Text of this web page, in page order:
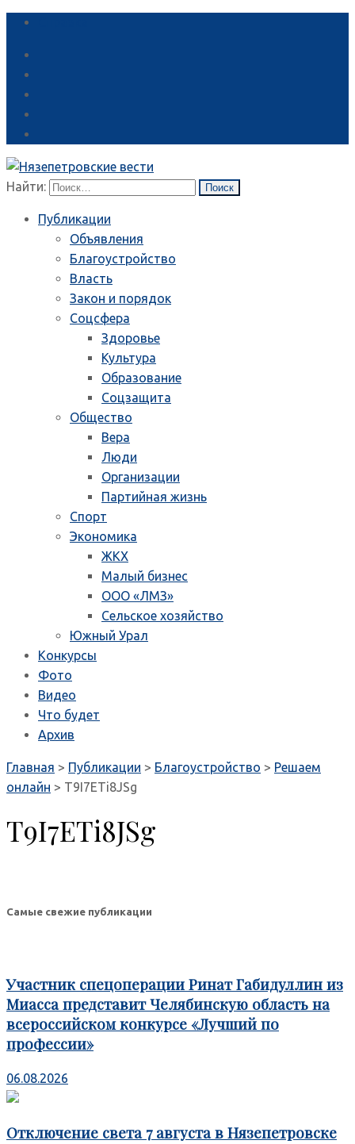
Найти:
Публикации
Объявления
Благоустройство
Власть
Закон и порядок
Соцсфера
Здоровье
Культура
Образование
Соцзащита
Общество
Вера
Люди
Организации
Партийная жизнь
Спорт
Экономика
ЖКХ
Малый бизнес
ООО «ЛМЗ»
Сельское хозяйство
Южный Урал
Конкурсы
Фото
Видео
Что будет
Архив
Главная > Публикации > Благоустройство > Решаем
онлайн > T9I7ETi8JSg
T9I7ETi8JSg
Самые свежие публикации
Участник спецоперации Ринат Габидуллин из
Миасса представит Челябинскую область на
всероссийском конкурсе «Лучший по
профессии»
06.08.2026
Отключение света 7 августа в Нязепетровске